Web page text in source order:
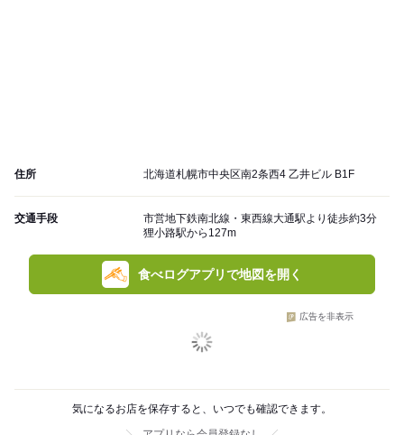
住所 北海道札幌市中央区南2条西4 乙井ビル B1F
交通手段
市営地下鉄南北線・東西線大通駅より徒歩約3分
狸小路駅から127m
食べログアプリで地図を開く
広告を非表示
気になるお店を保存すると、いつでも確認できます。